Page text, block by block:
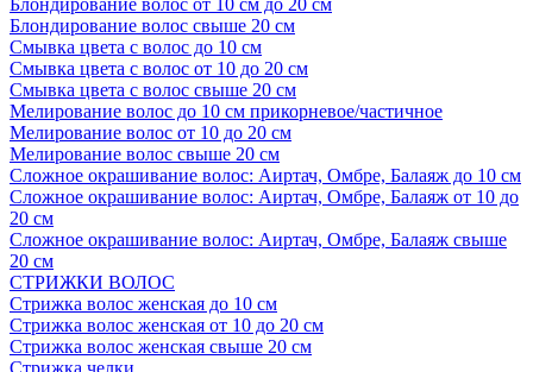
Блондирование волос от 10 см до 20 см
Блондирование волос свыше 20 см
Смывка цвета с волос до 10 см
Смывка цвета с волос от 10 до 20 см
Смывка цвета с волос свыше 20 см
Мелирование волос до 10 см прикорневое/частичное
Мелирование волос от 10 до 20 см
Мелирование волос свыше 20 см
Сложное окрашивание волос: Аиртач, Омбре, Балаяж до 10 см
Сложное окрашивание волос: Аиртач, Омбре, Балаяж от 10 до
20 см
Сложное окрашивание волос: Аиртач, Омбре, Балаяж свыше
20 см
СТРИЖКИ ВОЛОС
Стрижка волос женская до 10 см
Стрижка волос женская от 10 до 20 см
Стрижка волос женская свыше 20 см
Стрижка челки